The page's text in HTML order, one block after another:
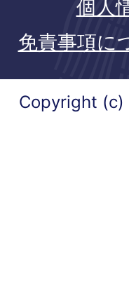
個人
免責事項に
Copyright (c)